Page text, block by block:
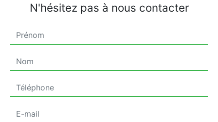
N'hésitez pas à nous contacter